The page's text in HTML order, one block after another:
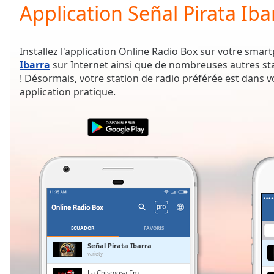
Current
Time0:00
Duration-:-
Loaded:
0.00%
Stream
Remaining
Application Señal Pirata
Installez l'application Online Radio Box sur votre
Ibarra sur Internet ainsi que de nombreuses autres
! Désormais, votre station de radio préférée est dans
application pratique.
ECUADOR FAVORIS
Señal Pirata Ibarra
variety
La Chismosa Fm